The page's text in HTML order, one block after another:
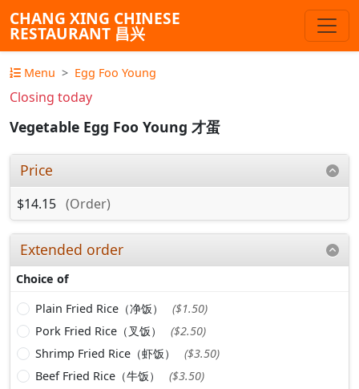
CHANG XING CHINESE
RESTAURANT 昌兴
Menu Egg Foo Young
Closing today
Vegetable Egg Foo Young 才蛋
Price
$14.15 (Order)
Extended order
Choice of
Plain Fried Rice（净饭）
($1.50)
Pork Fried Rice（叉饭）
($2.50)
Shrimp Fried Rice（虾饭）
($3.50)
Beef Fried Rice（牛饭）
($3.50)